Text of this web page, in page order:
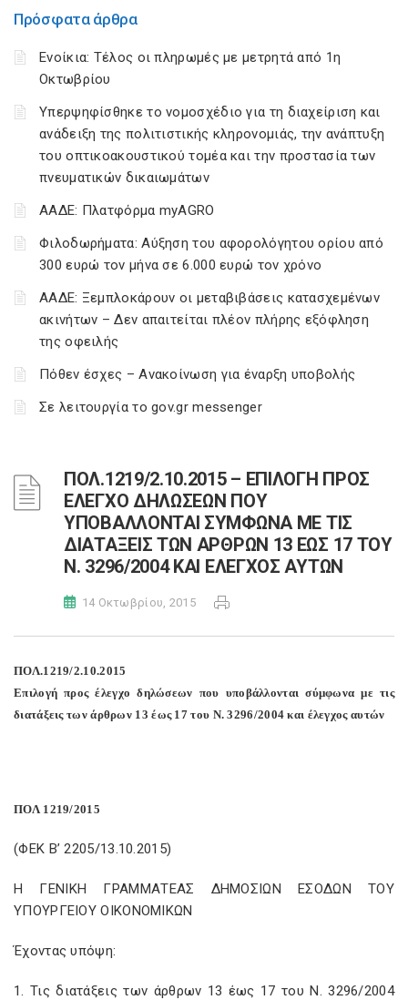
Πρόσφατα άρθρα
Ενοίκια: Τέλος οι πληρωμές με μετρητά από 1η
Οκτωβρίου
Υπερψηφίσθηκε το νομοσχέδιο για τη διαχείριση και
ανάδειξη της πολιτιστικής κληρονομιάς, την ανάπτυξη
του οπτικοακουστικού τομέα και την προστασία των
πνευματικών δικαιωμάτων
ΑΑΔΕ: Πλατφόρμα myAGRO
Φιλοδωρήματα: Αύξηση του αφορολόγητου ορίου από
300 ευρώ τον μήνα σε 6.000 ευρώ τον χρόνο
ΑΑΔΕ: Ξεμπλοκάρουν οι μεταβιβάσεις κατασχεμένων
ακινήτων – Δεν απαιτείται πλέον πλήρης εξόφληση
της οφειλής
Πόθεν έσχες – Ανακοίνωση για έναρξη υποβολής
Σε λειτουργία το gov.gr messenger
ΠΟΛ.1219/2.10.2015 – ΕΠΙΛΟΓΗ ΠΡΟΣ
ΕΛΕΓΧΟ ΔΗΛΩΣΕΩΝ ΠΟΥ
ΥΠΟΒΑΛΛΟΝΤΑΙ ΣΥΜΦΩΝΑ ΜΕ ΤΙΣ
ΔΙΑΤΑΞΕΙΣ ΤΩΝ ΑΡΘΡΩΝ 13 ΕΩΣ 17 ΤΟΥ
Ν. 3296/2004 ΚΑΙ ΕΛΕΓΧΟΣ ΑΥΤΩΝ
14 Οκτωβρίου, 2015
ΠΟΛ.1219/2.10.2015
Επιλογή προς έλεγχο δηλώσεων που υποβάλλονται σύμφωνα με τις
διατάξεις των άρθρων 13 έως 17 του Ν. 3296/2004 και έλεγχος αυτών
ΠΟΛ 1219/2015
(ΦΕΚ Β’ 2205/13.10.2015)
Η ΓΕΝΙΚΗ ΓΡΑΜΜΑΤΕΑΣ ΔΗΜΟΣΙΩΝ ΕΣΟΔΩΝ ΤΟΥ
ΥΠΟΥΡΓΕΙΟΥ ΟΙΚΟΝΟΜΙΚΩΝ
Έχοντας υπόψη:
1. Τις διατάξεις των άρθρων 13 έως 17 του Ν. 3296/2004